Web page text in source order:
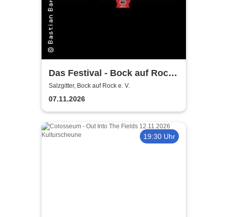
Das Festival - Bock auf Rock
gemeinnütziger e. V.
Salzgitter, Bock auf Rock e. V.
07.11.2026
19:30 Uhr